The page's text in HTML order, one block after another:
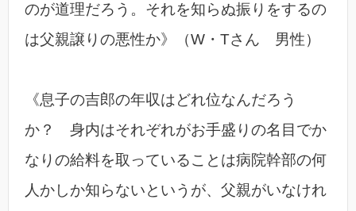
のが道理だろう。それを知らぬ振りをするの
は父親譲りの悪性か》（W・Tさん 男性）
《息子の吉郎の年収はどれ位なんだろう
か？ 身内はそれぞれがお手盛りの名目でか
なりの給料を取っていることは病院幹部の何
人かしか知らないというが、父親がいなけれ